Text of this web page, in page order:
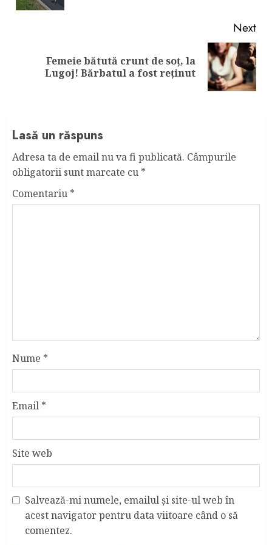
Next
Femeie bătută crunt de soț, la
Lugoj! Bărbatul a fost reținut
Lasă un răspuns
Adresa ta de email nu va fi publicată. Câmpurile
obligatorii sunt marcate cu *
Comentariu *
Nume *
Email *
Site web
Salvează-mi numele, emailul și site-ul web în
acest navigator pentru data viitoare când o să
comentez.